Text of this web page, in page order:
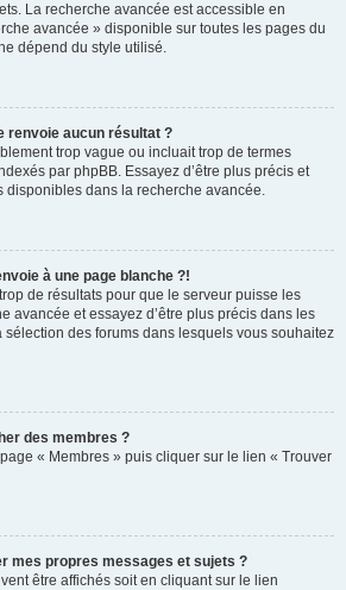
La recherche avancée est accessible en
avancée » disponible sur toutes les pages du
dépend du style utilisé.
renvoie aucun résultat ?
trop vague ou incluait trop de termes
par phpBB. Essayez d’être plus précis et
disponibles dans la recherche avancée.
à une page blanche ?!
de résultats pour que le serveur puisse les
avancée et essayez d’être plus précis dans les
sélection des forums dans lesquels vous souhaitez
des membres ?
« Membres » puis cliquer sur le lien « Trouver
mes propres messages et sujets ?
être affichés soit en cliquant sur le lien